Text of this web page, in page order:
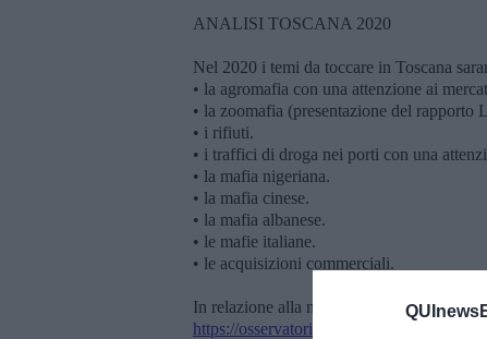
ANALISI TOSCANA 2020
Nel 2020 i temi da toccare in Toscana
• la agromafia con una attenzione ai
• la zoomafia (presentazione del rapporto
• i rifiuti.
• i traffici di droga nei porti con una
• la mafia nigeriana.
• la mafia cinese.
• la mafia albanese.
• le mafie italiane.
• le acquisizioni commerciali.
In relazione alla mafia nigeriana, in
https://